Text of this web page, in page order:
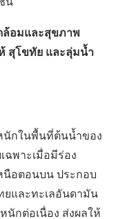
อมและสุขภาพ
สุโขทัย และลุ่มน้ำ
นักในพื้นที่ต้นน้ำของ
ฉพาะเมื่อมีร่อง
อตอนบน ประกอบ
ยและทะเลอันดามัน
กต่อเนื่อง ส่งผลให้